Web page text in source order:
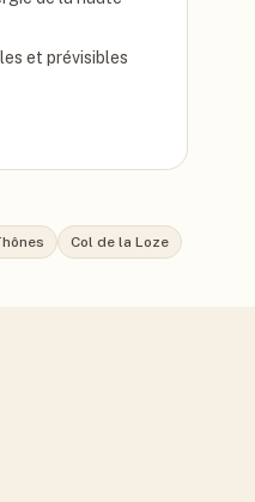
et prévisibles
Col de la Loze